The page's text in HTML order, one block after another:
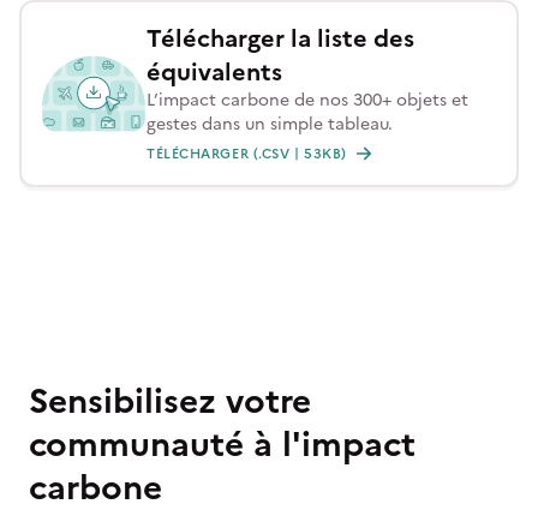
Télécharger la liste des
équivalents
L’impact carbone de nos 300+ objets et
gestes dans un simple tableau.
TÉLÉCHARGER (.CSV | 53KB)
Sensibilisez votre
communauté à l'impact
carbone